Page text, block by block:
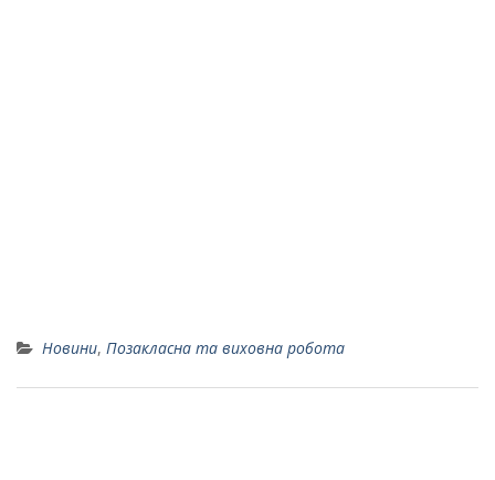
Новини, Позакласна та виховна робота